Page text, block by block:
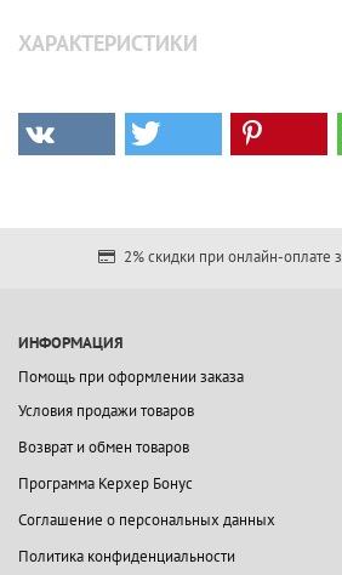
ХАРАКТЕРИСТИКИ
2% скидки при онлайн-оплате
ИНФОРМАЦИЯ
Помощь при оформлении заказа
Условия продажи товаров
Возврат и обмен товаров
Программа Керхер Бонус
Соглашение о персональных данных
Политика конфиденциальности